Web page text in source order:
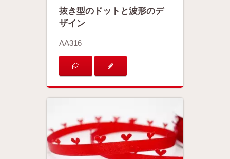
抜き型のドットと波形のデ
ザイン
AA316